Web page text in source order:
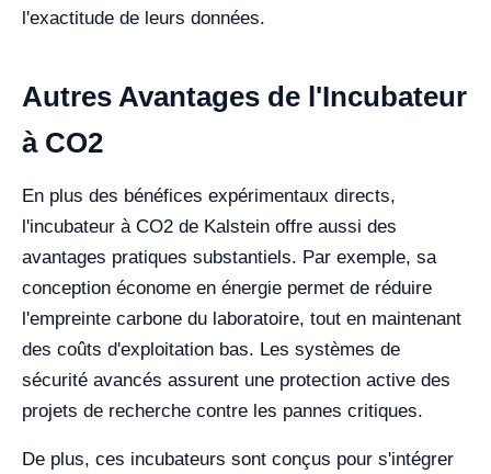
l'exactitude de leurs données.
Autres Avantages de l'Incubateur
à CO2
En plus des bénéfices expérimentaux directs,
l'incubateur à CO2 de Kalstein offre aussi des
avantages pratiques substantiels. Par exemple, sa
conception économe en énergie permet de réduire
l'empreinte carbone du laboratoire, tout en maintenant
des coûts d'exploitation bas. Les systèmes de
sécurité avancés assurent une protection active des
projets de recherche contre les pannes critiques.
De plus, ces incubateurs sont conçus pour s'intégrer